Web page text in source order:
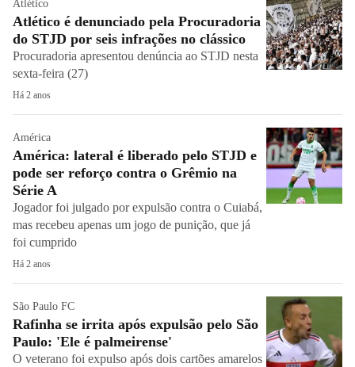
Atlético
Atlético é denunciado pela Procuradoria
do STJD por seis infrações no clássico
Procuradoria apresentou denúncia ao STJD nesta
sexta-feira (27)
Há 2 anos
América
América: lateral é liberado pelo STJD e
pode ser reforço contra o Grêmio na
Série A
Jogador foi julgado por expulsão contra o Cuiabá,
mas recebeu apenas um jogo de punição, que já
foi cumprido
Há 2 anos
São Paulo FC
Rafinha se irrita após expulsão pelo São
Paulo: 'Ele é palmeirense'
O veterano foi expulso após dois cartões amarelos